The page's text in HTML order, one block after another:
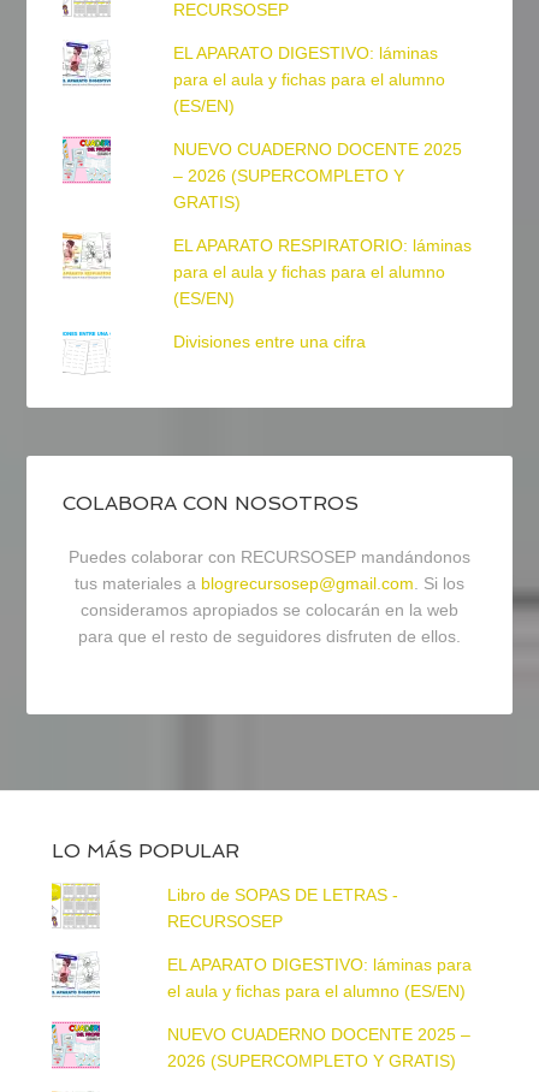
RECURSOSEP
EL APARATO DIGESTIVO: láminas
para el aula y fichas para el alumno
(ES/EN)
NUEVO CUADERNO DOCENTE 2025
– 2026 (SUPERCOMPLETO Y
GRATIS)
EL APARATO RESPIRATORIO: láminas
para el aula y fichas para el alumno
(ES/EN)
Divisiones entre una cifra
COLABORA CON NOSOTROS
Puedes colaborar con RECURSOSEP mandándonos
tus materiales a blogrecursosep@gmail.com. Si los
consideramos apropiados se colocarán en la web
para que el resto de seguidores disfruten de ellos.
LO MÁS POPULAR
Libro de SOPAS DE LETRAS -
RECURSOSEP
EL APARATO DIGESTIVO: láminas para
el aula y fichas para el alumno (ES/EN)
NUEVO CUADERNO DOCENTE 2025 –
2026 (SUPERCOMPLETO Y GRATIS)